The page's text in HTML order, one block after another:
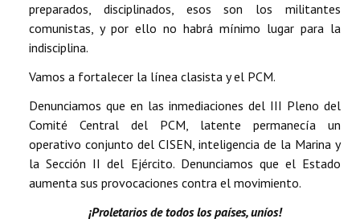
preparados, disciplinados, esos son los militantes
comunistas, y por ello no habrá mínimo lugar para la
indisciplina.
Vamos a fortalecer la línea clasista y el PCM.
Denunciamos que en las inmediaciones del III Pleno del
Comité Central del PCM, latente permanecía un
operativo conjunto del CISEN, inteligencia de la Marina y
la Sección II del Ejército. Denunciamos que el Estado
aumenta sus provocaciones contra el movimiento.
¡Proletarios de todos los países, uníos!